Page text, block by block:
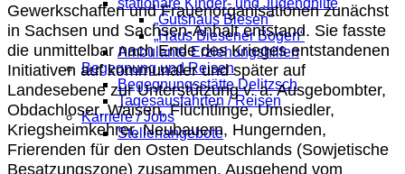
stationäre Kinder- und Jugendhilfe
„Gutshaus Biesen“
„Haus Biesener Bogen“
Ambulante Erziehungshilfen
Begegnung und Reisen
Begegnungsstätte Delitzsch
Tagesausfahrten / Reisen
Karriere / Jobs
Stellenangebote
Gewerkschaften und Frauenorganisationen zunächst
in Sachsen und Sachsen-Anhalt entstand. Sie fasste
die unmittelbar nach Ende des Krieges entstandenen
Initiativen auf kommunaler und später auf
Landesebene zur Unterstützung v. a. Ausgebombter,
Obdachloser, Waisen, Flüchtlinge, Umsiedler,
Kriegsheimkehrer, Neubauern, Hungernden,
Frierenden für den Osten Deutschlands (Sowjetische
Besatzungszone) zusammen. Ausgehend vom